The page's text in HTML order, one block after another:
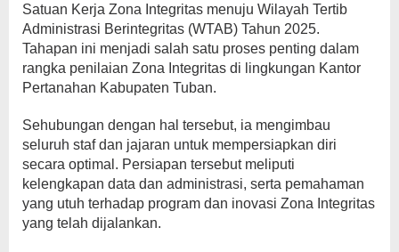
Satuan Kerja Zona Integritas menuju Wilayah Tertib
Administrasi Berintegritas (WTAB) Tahun 2025.
Tahapan ini menjadi salah satu proses penting dalam
rangka penilaian Zona Integritas di lingkungan Kantor
Pertanahan Kabupaten Tuban.
Sehubungan dengan hal tersebut, ia mengimbau
seluruh staf dan jajaran untuk mempersiapkan diri
secara optimal. Persiapan tersebut meliputi
kelengkapan data dan administrasi, serta pemahaman
yang utuh terhadap program dan inovasi Zona Integritas
yang telah dijalankan.